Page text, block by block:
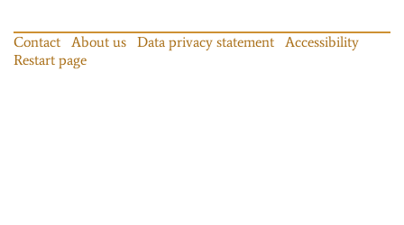
Contact About us Data privacy statement
Accessibility
Restart page